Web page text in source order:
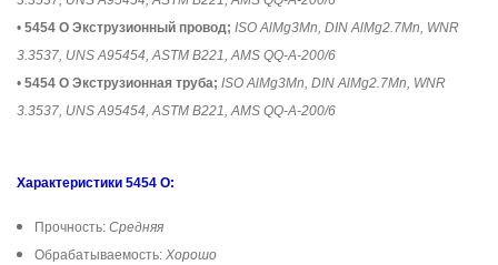
• 5454 O Экструзионный провод; ISO AlMg3Mn, DIN AlMg2.7Mn, WNR
3.3537, UNS A95454, ASTM B221, AMS QQ-A-200/6
• 5454 O Экструзионная труба; ISO AlMg3Mn, DIN AlMg2.7Mn, WNR
3.3537, UNS A95454, ASTM B221, AMS QQ-A-200/6
Характеристики 5454 O:
Прочность: Средняя
Обрабатываемость: Хорошо